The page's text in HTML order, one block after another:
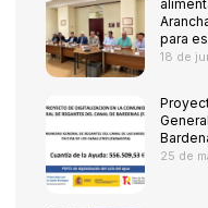
para
18 de
25 de